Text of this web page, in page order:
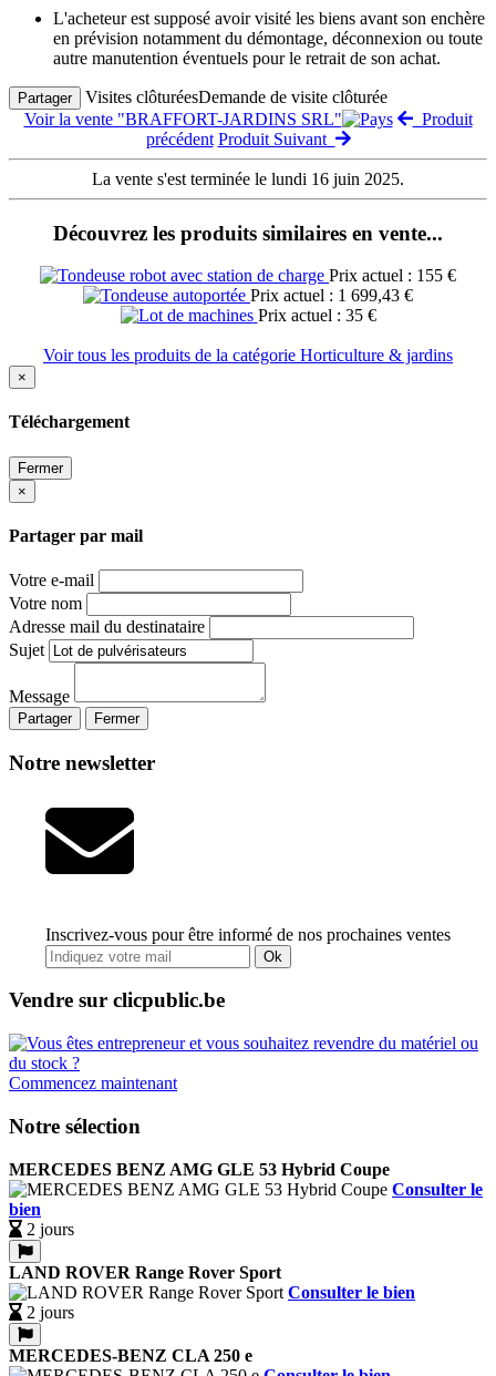
L'acheteur est supposé avoir visité les biens avant son enchère
en prévision notamment du démontage, déconnexion ou toute
autre manutention éventuels pour le retrait de son achat.
Partager Visites clôturéesDemande de visite clôturée
Voir la vente "BRAFFORT-JARDINS SRL"
Produit
précédent Produit Suivant
La vente s'est terminée le lundi 16 juin 2025.
Découvrez les produits similaires en vente...
Prix actuel : 155 €
Prix actuel : 1 699,43 €
Prix actuel : 35 €
Voir tous les produits de la catégorie Horticulture & jardins
×
Téléchargement
Fermer
×
Partager par mail
Votre e-mail
Votre nom
Adresse mail du destinataire
Sujet
Message
Partager Fermer
Notre newsletter
Inscrivez-vous pour être informé de nos prochaines ventes
Ok
Vendre sur clicpublic.be
Commencez maintenant
Notre sélection
MERCEDES BENZ AMG GLE 53 Hybrid Coupe
Consulter le
bien
2 jours
LAND ROVER Range Rover Sport
Consulter le bien
2 jours
MERCEDES-BENZ CLA 250 e